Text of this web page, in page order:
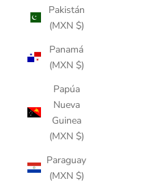
Pakistán
(MXN $)
Panamá
(MXN $)
Papúa
Nueva
Guinea
(MXN $)
Paraguay
(MXN $)